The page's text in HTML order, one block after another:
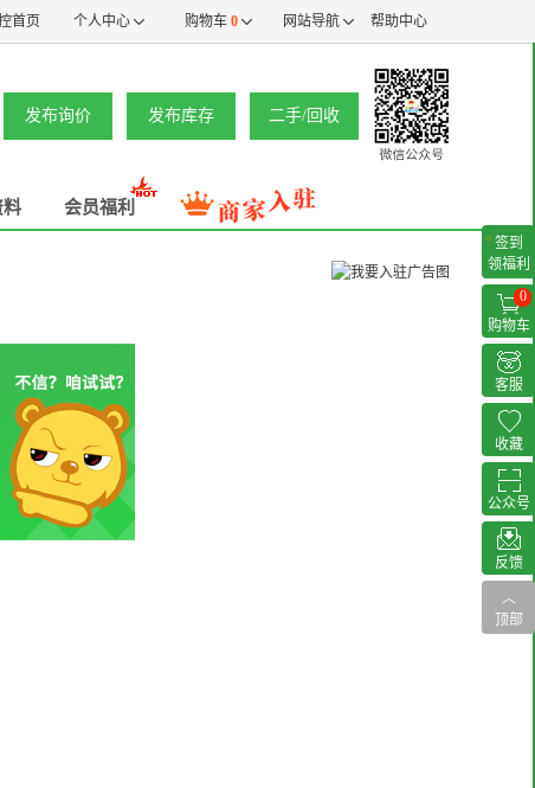
首页 个人中心 购物车 0 网站导航 帮助中心
发布询价 发布库存 二手/回收
料 会员福利
签到
领福利
0
购物车
客服
收藏
公众号
反馈
︿
顶部